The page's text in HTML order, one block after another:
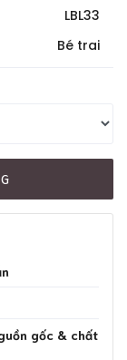
LBL33
Bé trai
gốc & chất